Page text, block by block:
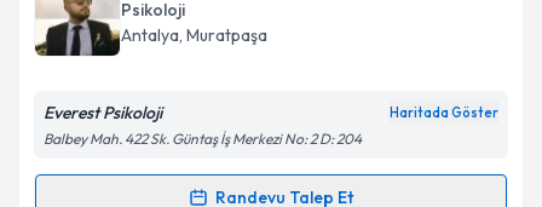
Psikoloji
Antalya, Muratpaşa
Everest Psikoloji Haritada Göster
Balbey Mah. 422 Sk. Güntaş İş Merkezi No: 2 D: 204
Randevu Talep Et